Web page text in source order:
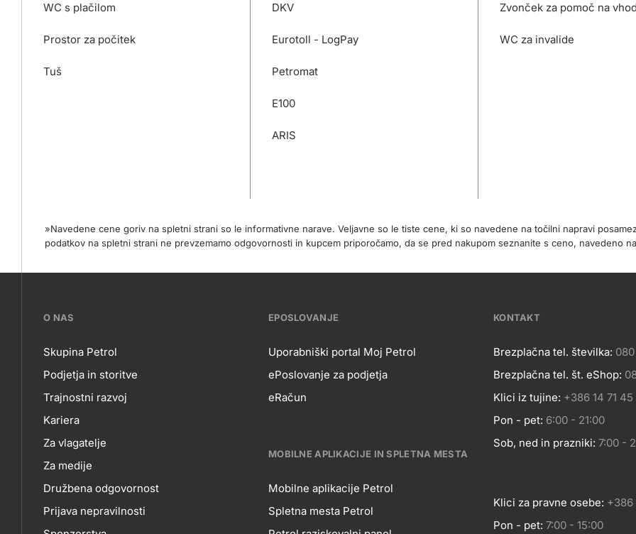
WC s plačilom
Prostor za počitek
Tuš
DKV
Eurotoll - LogPay
Petromat
E100
ARIS
Zvonček za pomoč na
WC za invalide
»Navedene cene goriv na spletni strani so le informativne narave. Veljavne so le tiste cene, ki so navedene na točilni napravi
podatkov na spletni strani ne prevzemamo odgovornosti in kupcem priporočamo, da se pred nakupom seznanite s ceno, navedeno
???
petrol-
skupno.footer-
title???
O NAS
O
NAS
Skupina Petrol
Podjetja in storitve
Trajnostni razvoj
Kariera
Za vlagatelje
Za medije
Družbena odgovornost
Prijava nepravilnosti
EPOSLOVANJE
EPOSLOVANJE
Uporabniški portal Moj Petrol
ePoslovanje za podjetja
eRačun
MOBILNE APLIKACIJE IN SPLETNA MESTA
Mobilne aplikacije Petrol
Spletna mesta Petrol
KONTAKT
Kontakt
Brezplačna tel. številka:
Brezplačna tel. št. eShop:
Klici iz tujine: +386 14 71
Pon - pet: 6:00 - 21:00
Sob, ned in prazniki: 7:00 -
Klici za pravne osebe: +386
Pon - pet: 7:00 - 15:00